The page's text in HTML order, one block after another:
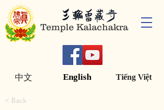
Temple Kalachakra
English Tiếng Việt
中文
< Back